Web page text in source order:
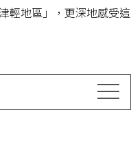
輕地區」，更深地感受這